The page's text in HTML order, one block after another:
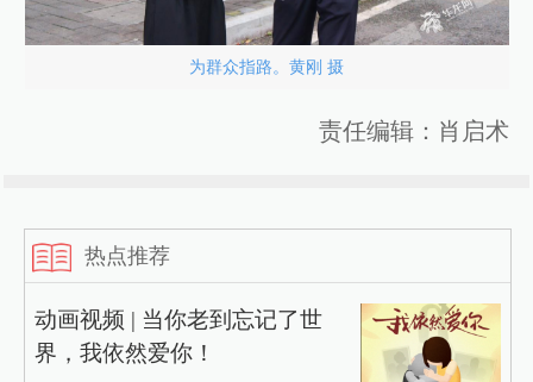
为群众指路。黄刚 摄
责任编辑：肖启术
热点推荐
动画视频 | 当你老到忘记了世
界，我依然爱你！